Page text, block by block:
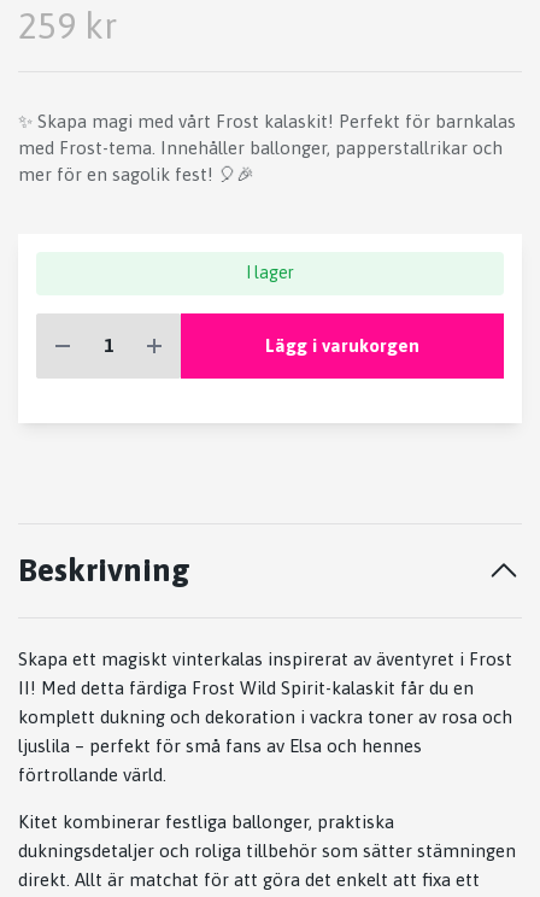
259 kr
✨ Skapa magi med vårt Frost kalaskit! Perfekt för barnkalas
med Frost-tema. Innehåller ballonger, papperstallrikar och
mer för en sagolik fest! 🎈🎉
I lager
Lägg i varukorgen
Beskrivning
Skapa ett magiskt vinterkalas inspirerat av äventyret i Frost
II! Med detta färdiga Frost Wild Spirit-kalaskit får du en
komplett dukning och dekoration i vackra toner av rosa och
ljuslila – perfekt för små fans av Elsa och hennes
förtrollande värld.
Kitet kombinerar festliga ballonger, praktiska
dukningsdetaljer och roliga tillbehör som sätter stämningen
direkt. Allt är matchat för att göra det enkelt att fixa ett